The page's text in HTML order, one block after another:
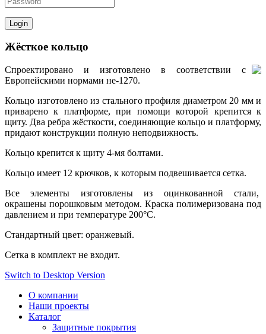
Жёсткое кольцо
Спроектировано и изготовлено в соответствии с
Европейскими нормами не-1270.
Кольцо изготовлено из стального профиля диаметром 20 мм и
приварено к платформе, при помощи которой крепится к
щиту. Два ребра жёсткости, соединяющие кольцо и платформу,
придают конструкции полную неподвижность.
Кольцо крепится к щиту 4-мя болтами.
Кольцо имеет 12 крючков, к которым подвешивается сетка.
Все элементы изготовлены из оцинкованной стали,
окрашены порошковым методом. Краска полимеризована под
давлением и при температуре 200°С.
Стандартный цвет: оранжевый.
Сетка в комплект не входит.
Switch to Desktop Version
О компании
Наши проекты
Каталог
Защитные покрытия